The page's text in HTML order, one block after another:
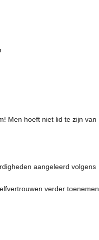
Men hoeft niet lid te zijn van
aangeleerd volgens
verder toenemen.